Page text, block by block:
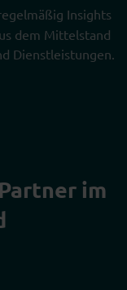
Insights
dem Mittelstand
Dienstleistungen.
im